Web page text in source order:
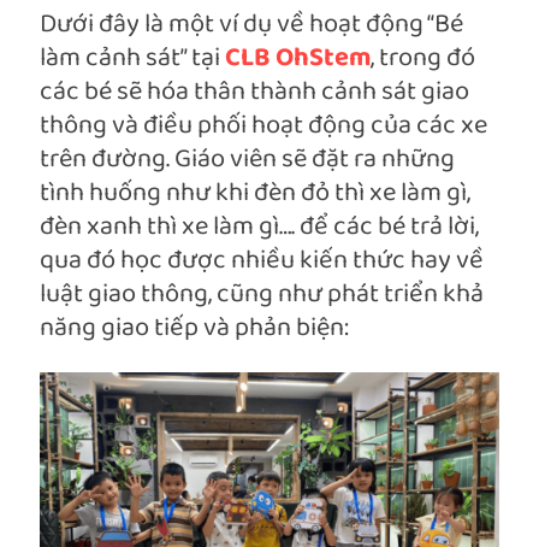
Dưới đây là một ví dụ về hoạt động “Bé
làm cảnh sát” tạiCLB OhStem, trong đó
các bé sẽ hóa thân thành cảnh sát giao
thông và điều phối hoạt động của các xe
trên đường. Giáo viên sẽ đặt ra những
tình huống như khi đèn đỏ thì xe làm gì,
đèn xanh thì xe làm gì…. để các bé trả lời,
qua đó học được nhiều kiến thức hay về
luật giao thông, cũng như phát triển khả
năng giao tiếp và phản biện: